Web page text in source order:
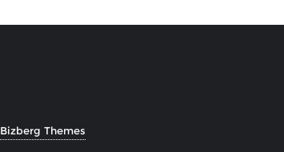
Bizberg Themes